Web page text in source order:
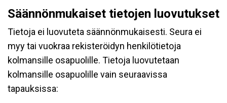
Säännönmukaiset tietojen luovutukset
Tietoja ei luovuteta säännönmukaisesti. Seura ei
myy tai vuokraa rekisteröidyn henkilötietoja
kolmansille osapuolille. Tietoja luovutetaan
kolmansille osapuolille vain seuraavissa
tapauksissa: